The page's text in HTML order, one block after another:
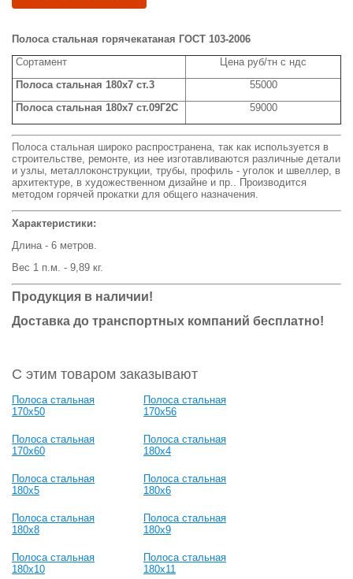
Полоса стальная горячекатаная ГОСТ 103-2006
Сортамент
Цена руб/тн с ндс
Полоса стальная 180x7 ст.3
55000
Полоса стальная 180x7 ст.09Г2С
59000
Полоса стальная широко распространена, так как используется в
строительстве, ремонте, из нее изготавливаются различные детали
и узлы, металлоконструкции, трубы, профиль - уголок и швеллер, в
архитектуре, в художественном дизайне и пр.. Производится
методом горячей прокатки для общего назначения.
Характеристики:
Длина - 6 метров.
Вес 1 п.м. - 9,89 кг.
Продукция в наличии!
Доставка до транспортных компаний бесплатно!
С этим товаром заказывают
Полоса стальная
170x50
Полоса стальная
170x56
Полоса стальная
170x60
Полоса стальная
180x4
Полоса стальная
180x5
Полоса стальная
180x6
Полоса стальная
180x8
Полоса стальная
180x9
Полоса стальная
180x10
Полоса стальная
180x11